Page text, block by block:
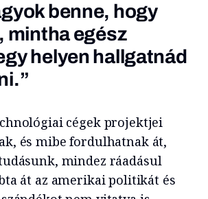
benne, hogy
mintha egész
helyen hallgatnád
cégek projektjei
és mibe fordulhatnak át,
mindez ráadásul
át az amerikai politikát és